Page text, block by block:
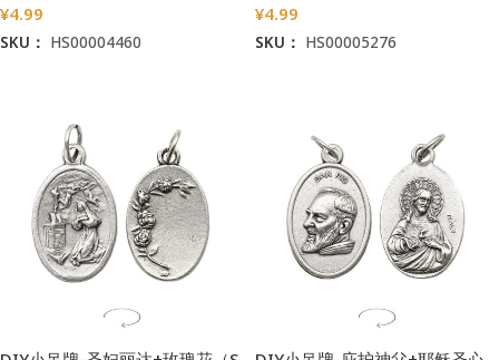
¥4.99
SKU： HS00004460
¥4.99
SKU： HS00005276